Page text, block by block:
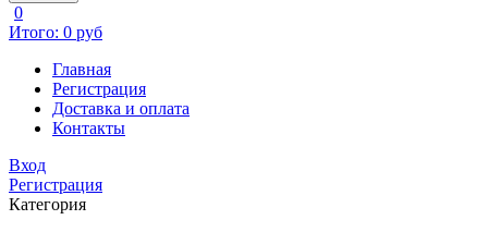
0
Итого: 0 руб
Главная
Регистрация
Доставка и оплата
Контакты
Вход
Регистрация
Категория